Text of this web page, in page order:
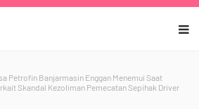
Petrofin Banjarmasin Enggan Menemui Saat
Skandal Kezoliman Pemecatan Sepihak Driver